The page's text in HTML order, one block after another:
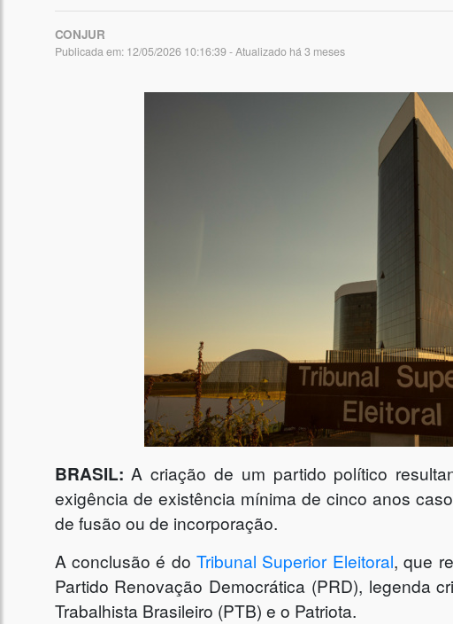
CONJUR
Publicada em: 12/05/2026 10:16:39 - Atualizado há 3 meses
BRASIL: A criação de um partido político
exigência de existência mínima de cinco anos
de fusão ou de incorporação.
A conclusão é doTribunal Superior Eleitoral, que
Partido Renovação Democrática (PRD), legenda
Trabalhista Brasileiro (PTB) e o Patriota.